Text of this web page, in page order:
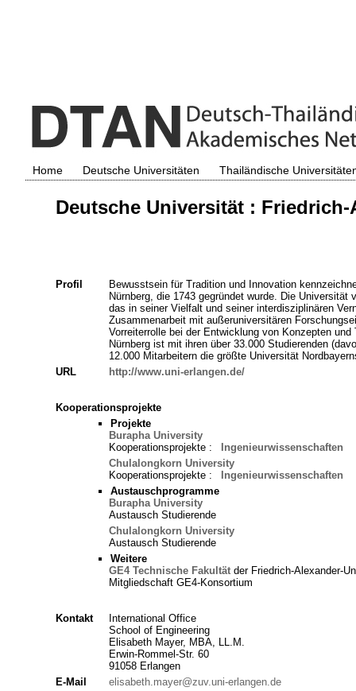
Home Deutsche Universitäten Thailändische
Deutsche Universität :
Profil
Bewusstsein für Tradition und Innovation
Nürnberg, die 1743 gegründet wurde. Die
das in seiner Vielfalt und seiner interdisziplinären
Zusammenarbeit mit außeruniversitären
Vorreiterrolle bei der Entwicklung von Konzepten
Nürnberg ist mit ihren über 33.000 Studierenden
12.000 Mitarbeitern die größte Universität
URL
http://www.uni-erlangen.de/
Kooperationsprojekte
Projekte
Burapha University
Kooperationsprojekte :
Ingenieurwissenschaften
Chulalongkorn University
Kooperationsprojekte :
Ingenieurwissenschaften
Austauschprogramme
Burapha University
Austausch Studierende
Chulalongkorn University
Austausch Studierende
Weitere
GE4 Technische Fakultät der Friedrich-Alexander-
Mitgliedschaft GE4-Konsortium
Kontakt
International Office
School of Engineering
Elisabeth Mayer, MBA, LL.M.
Erwin-Rommel-Str. 60
91058 Erlangen
E-Mail
elisabeth.mayer@zuv.uni-erlangen.de